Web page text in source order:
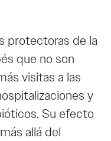
protectoras de la
que no son
visitas a las
y
Su efecto
allá del